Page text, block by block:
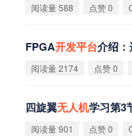
阅读量 588 点赞 0
FPGA开发平台介绍
阅读量 2174 点赞 0
四旋翼无人机学习第3
阅读量 901 点赞 0